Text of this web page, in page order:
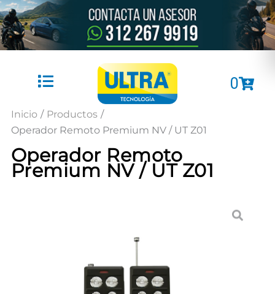
Ir
al
contenido
0
Cart
Inicio / Productos /
Operador Remoto Premium NV / UT Z01
Operador Remoto
Premium NV / UT Z01